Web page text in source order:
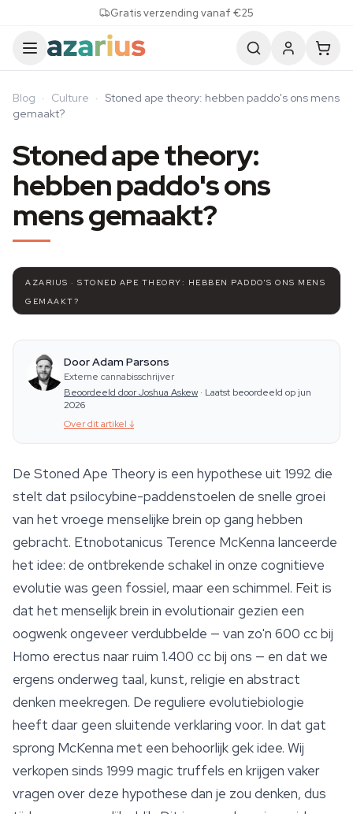
Gratis verzending vanaf €25
Blog · Culture · Stoned ape theory: hebben paddo's ons mens
gemaakt?
Stoned ape theory:
hebben paddo's ons
mens gemaakt?
AZARIUS · STONED APE THEORY: HEBBEN PADDO'S ONS MENS
GEMAAKT?
Door Adam Parsons
Externe cannabisschrijver
Beoordeeld door Joshua Askew · Laatst beoordeeld op jun
2026
Over dit artikel ↓
De Stoned Ape Theory is een hypothese uit 1992 die
stelt dat psilocybine-paddenstoelen de snelle groei
van het vroege menselijke brein op gang hebben
gebracht. Etnobotanicus Terence McKenna lanceerde
het idee: de ontbrekende schakel in onze cognitieve
evolutie was geen fossiel, maar een schimmel. Feit is
dat het menselijk brein in evolutionair gezien een
oogwenk ongeveer verdubbelde — van zo'n 600 cc bij
Homo erectus naar ruim 1.400 cc bij ons — en dat we
ergens onderweg taal, kunst, religie en abstract
denken meekregen. De reguliere evolutiebiologie
heeft daar geen sluitende verklaring voor. In dat gat
sprong McKenna met een behoorlijk gek idee. Wij
verkopen sinds 1999 magic truffels en krijgen vaker
vragen over deze hypothese dan je zou denken, dus